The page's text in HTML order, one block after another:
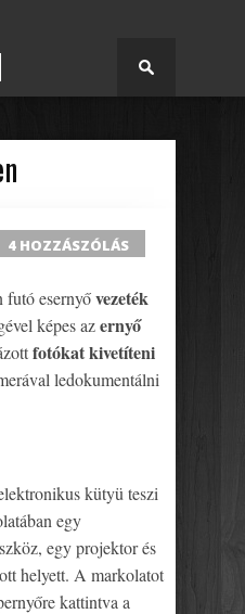
4 HOZZÁSZÓLÁS
futó esernyővezeték
képes azernyő
fotókat kivetíteni
ledokumentálni
kütyü teszi
egy
egy projektor és
helyett. A markolatot
kattintva a